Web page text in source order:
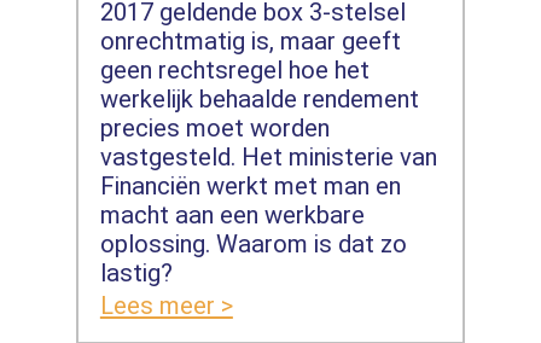
2017 geldende box 3-stelsel
onrechtmatig is, maar geeft
geen rechtsregel hoe het
werkelijk behaalde rendement
precies moet worden
vastgesteld. Het ministerie van
Financiën werkt met man en
macht aan een werkbare
oplossing. Waarom is dat zo
lastig?
Lees meer >